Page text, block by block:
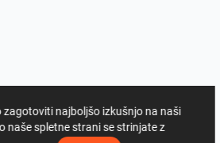
najboljšo izkušnjo na naši
naše spletne strani se strinjate z